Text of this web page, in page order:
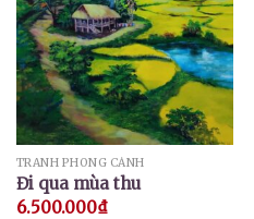
TRANH PHONG CẢNH
Đi qua mùa thu
6.500.000₫